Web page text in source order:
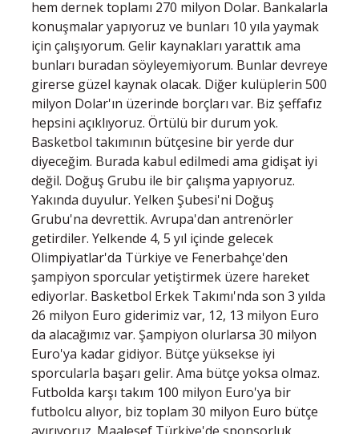
hem dernek toplamı 270 milyon Dolar. Bankalarla
konuşmalar yapıyoruz ve bunları 10 yıla yaymak
için çalışıyorum. Gelir kaynakları yarattık ama
bunları buradan söyleyemiyorum. Bunlar devreye
girerse güzel kaynak olacak. Diğer kulüplerin 500
milyon Dolar'ın üzerinde borçları var. Biz şeffafız
hepsini açıklıyoruz. Örtülü bir durum yok.
Basketbol takımının bütçesine bir yerde dur
diyeceğim. Burada kabul edilmedi ama gidişat iyi
değil. Doğuş Grubu ile bir çalışma yapıyoruz.
Yakında duyulur. Yelken Şubesi'ni Doğuş
Grubu'na devrettik. Avrupa'dan antrenörler
getirdiler. Yelkende 4, 5 yıl içinde gelecek
Olimpiyatlar'da Türkiye ve Fenerbahçe'den
şampiyon sporcular yetiştirmek üzere hareket
ediyorlar. Basketbol Erkek Takımı'nda son 3 yılda
26 milyon Euro giderimiz var, 12, 13 milyon Euro
da alacağımız var. Şampiyon olurlarsa 30 milyon
Euro'ya kadar gidiyor. Bütçe yüksekse iyi
sporcularla başarı gelir. Ama bütçe yoksa olmaz.
Futbolda karşı takım 100 milyon Euro'ya bir
futbolcu alıyor, biz toplam 30 milyon Euro bütçe